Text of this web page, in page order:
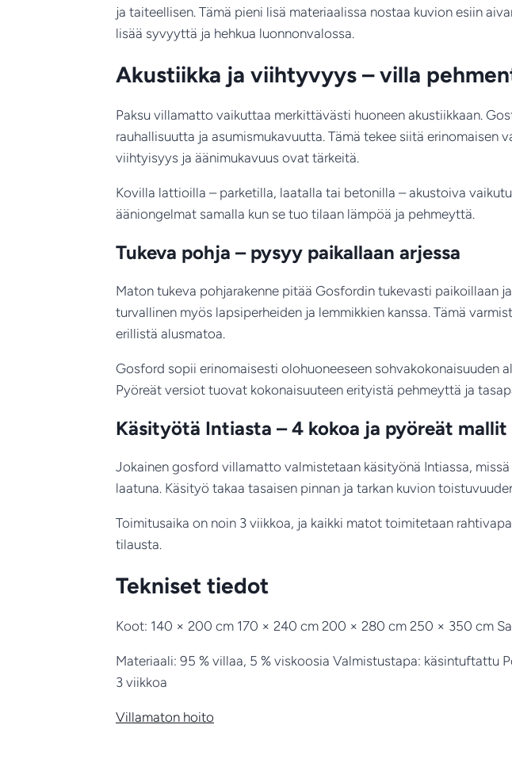
ja taiteellisen. Tämä pieni lisä materiaalissa nostaa kuvion esiin
lisää syvyyttä ja hehkua luonnonvalossa.
Akustiikka ja viihtyvyys – villa
Paksu villamatto vaikuttaa merkittävästi huoneen akustiikkaan.
rauhallisuutta ja asumismukavuutta. Tämä tekee siitä erinomaisen
viihtyisyys ja äänimukavuus ovat tärkeitä.
Kovilla lattioilla – parketilla, laatalla tai betonilla – akustoiva
ääniongelmat samalla kun se tuo tilaan lämpöä ja pehmeyttä.
Tukeva pohja – pysyy paikallaan arjessa
Maton tukeva pohjarakenne pitää Gosfordin tukevasti paikoillaan
turvallinen myös lapsiperheiden ja lemmikkien kanssa. Tämä
erillistä alusmatoa.
Gosford sopii erinomaisesti olohuoneeseen sohvakokonaisuuden
Pyöreät versiot tuovat kokonaisuuteen erityistä pehmeyttä ja
Käsityötä Intiasta – 4 kokoa ja pyöreät
Jokainen gosford villamatto valmistetaan käsityönä Intiassa,
laatuna. Käsityö takaa tasaisen pinnan ja tarkan kuvion
Toimitusaika on noin 3 viikkoa, ja kaikki matot toimitetaan
tilausta.
Tekniset tiedot
Koot: 140 × 200 cm 170 × 240 cm 200 × 280 cm 250 × 350 cm
Materiaali: 95 % villaa, 5 % viskoosia Valmistustapa: käsintuftattu
3 viikkoa
Villamaton hoito